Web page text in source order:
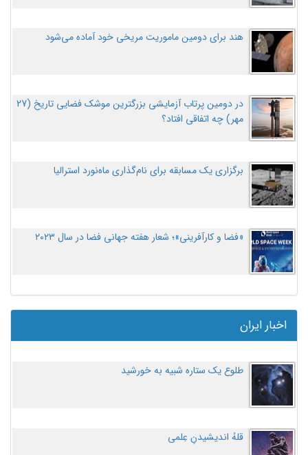
هند برای دومین ماموریت مریخی خود آماده می‌شود
در دومین پرتاب آزمایشی بزرگترین موشک فضایی تاریخ (27
مهر‌) چه اتفاقی افتاد؟
برگزاری یک مسابقه برای نام‌گذاری ماه‌نورد استرالیا
«فضا و کارآفرینی»؛ شعار هفته جهانی فضا در سال ۲۰۲۳
اخبار ایران
طلوع یک ستاره شبیه به خورشید
قلهُ اندیشیدنِ عِلمی